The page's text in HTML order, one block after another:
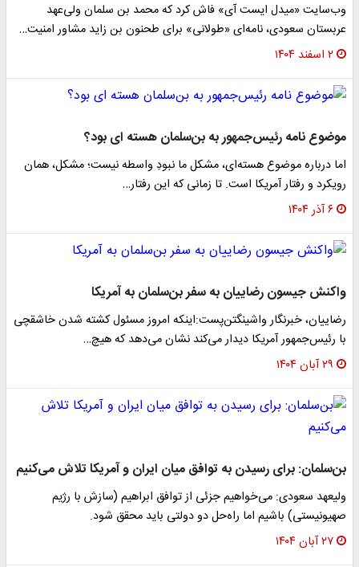
وب‌سایت «میدل ایست آی» فاش کرد که محمد بن سلمان ولی‌عهد
عربستان سعودی، نامه‌ای «طولانی» برای طحنون بن زاید مشاور امنیت…
۲ اسفند ۱۴۰۴
موضوع نامه رئیس‌جمهور به بن‌سلمان هسته ای بود؟
اما درباره موضوع هسته‌ای، مشکل ما نبودِ واسطه نیست؛ مشکل، همان
رویکرد و‌ رفتار آمریکا است. تا زمانی که این رفتار…
۶ آذر ۱۴۰۴
واکنش جیسون رضاییان به سفر بن‌سلمان به آمریکا
رضاییان، خبرنگار واشینگتن‌پست:اینکه امروز مسئول کشته شدن خاشقچی
با رئیس‌جمهور آمریکا دیدار می‌کند نشان می‌دهد که هیچ…
۲۹ آبان ۱۴۰۴
بن‌سلمان: برای رسیدن به توافق میان ایران و آمریکا تلاش می‌کنیم
ولیعهد سعودی: می‌خواهیم جزئی از توافق ابراهیم (سازش با رژیم
صهیونیستی) باشیم اما راه‌حل دو دولتی باید محقق شود.
۲۷ آبان ۱۴۰۴